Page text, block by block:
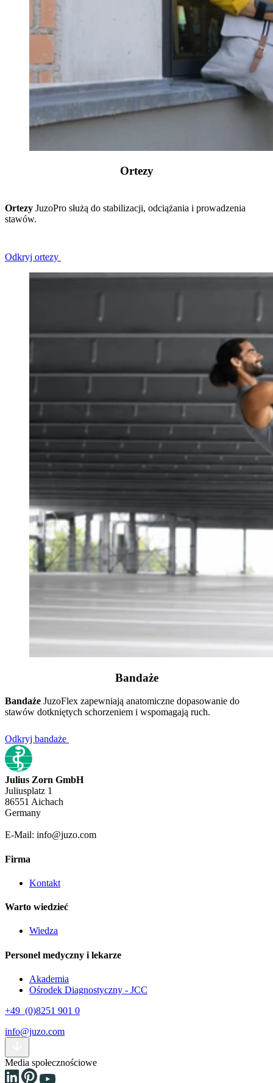
Ortezy
Ortezy JuzoPro służą do stabilizacji, odciążania i prowadzenia
stawów.
Odkryj ortezy
Bandaże
Bandaże JuzoFlex zapewniają anatomiczne dopasowanie do
stawów dotkniętych schorzeniem i wspomagają ruch.
Odkryj bandaże
Julius Zorn GmbH
Juliusplatz 1
86551 Aichach
Germany
E-Mail: info@juzo.com
Firma
Kontakt
Warto wiedzieć
Wiedza
Personel medyczny i lekarze
Akademia
Ośrodek Diagnostyczny - JCC
+49 (0)8251 901 0
info@juzo.com
Media społecznościowe